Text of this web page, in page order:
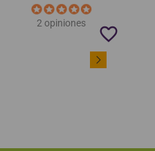
2 opiniones
favorite_border